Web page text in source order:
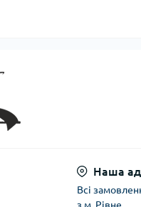
Наша
Всі